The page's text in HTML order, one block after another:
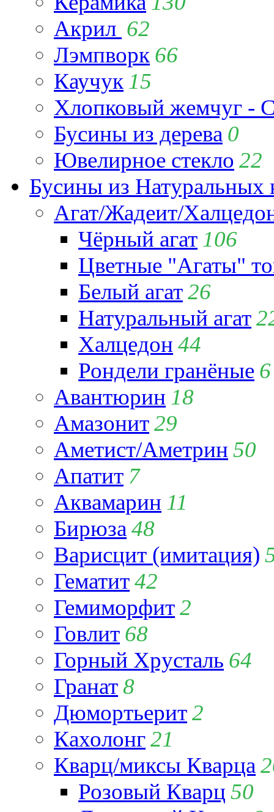
Акрил 62
Лэмпворк 66
Каучук 15
Хлопковый жемчуг -
Бусины из дерева 0
Ювелирное стекло 22
Бусины из Натуральных
Агат/Жадеит/
Чёрный агат 106
Цветные "Агаты"
Белый агат26
Натуральный агат
Халцедон 44
Рондели гранёные 6
Авантюрин 18
Амазонит29
Аметист/Аметрин 50
Апатит 7
Аквамарин 11
Бирюза 48
Варисцит (имитация)
Гематит42
Гемиморфит2
Говлит 68
Горный Хрусталь 64
Гранат8
Дюмортьерит2
Кахолонг21
Кварц/миксы Кварца
Розовый Кварц 50